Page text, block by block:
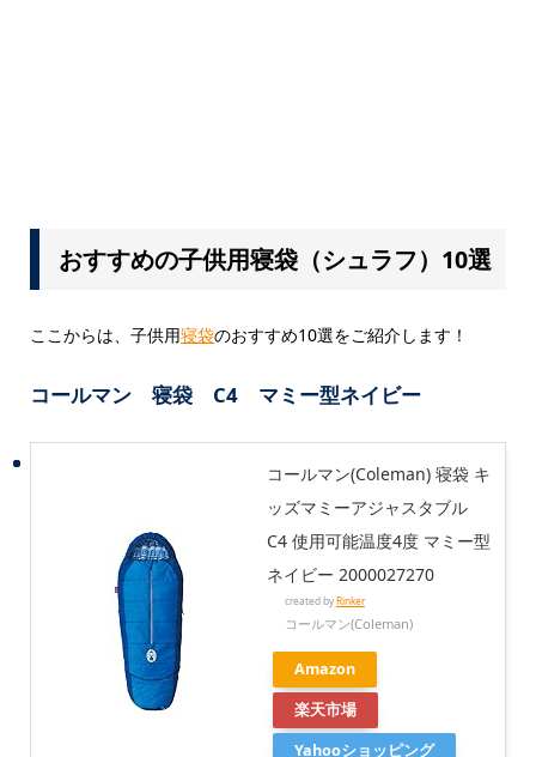
おすすめの子供用寝袋（シュラフ）10選
ここからは、子供用寝袋のおすすめ10選をご紹介します！
コールマン 寝袋 C4 マミー型ネイビー
コールマン(Coleman) 寝袋 キ
ッズマミーアジャスタブル
C4 使用可能温度4度 マミー型
ネイビー 2000027270
created by Rinker
コールマン(Coleman)
Amazon
楽天市場
Yahooショッピング